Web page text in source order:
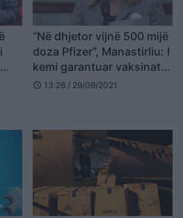
“Në dhjetor vijnë 500 mijë
doza Pfizer”, Manastirliu: I
kemi garantuar vaksinat
për vitin e ardhshëm
schedule 13:26 / 29/09/2021